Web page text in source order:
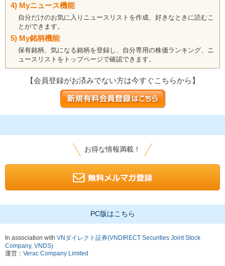
4) Myニュース機能
自分だけのお気に入りニュースリストを作成、好きなときに読むこ
とができます。
5) My銘柄機能
保有銘柄、気になる銘柄を登録し、自分専用の株価ランキング、ニ
ュースリストをトップページで確認できます。
【会員登録がお済みでない方は今すぐこちらから】
お得な情報満載！
PC版はこちら
In association with VNダイレクト証券(VNDIRECT Securities Joint Stock
Company, VNDS)
運営： Verac Company Limited